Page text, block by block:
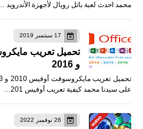
محمد احدث لعبة باتل رويال لأجهزة الأندرويد
17 سبتمبر 2019
و 2016
على سيدنا محمد كيفية تعريب أوفيس 201…
26 نوفمبر 2022